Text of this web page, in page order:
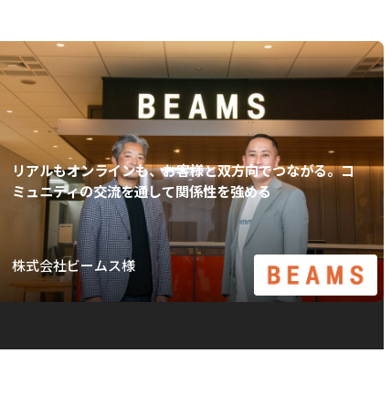
リアルもオンラインも、お客様と双方向でつながる。コ
ミュニティの交流を通して関係性を強める
株式会社ビームス様